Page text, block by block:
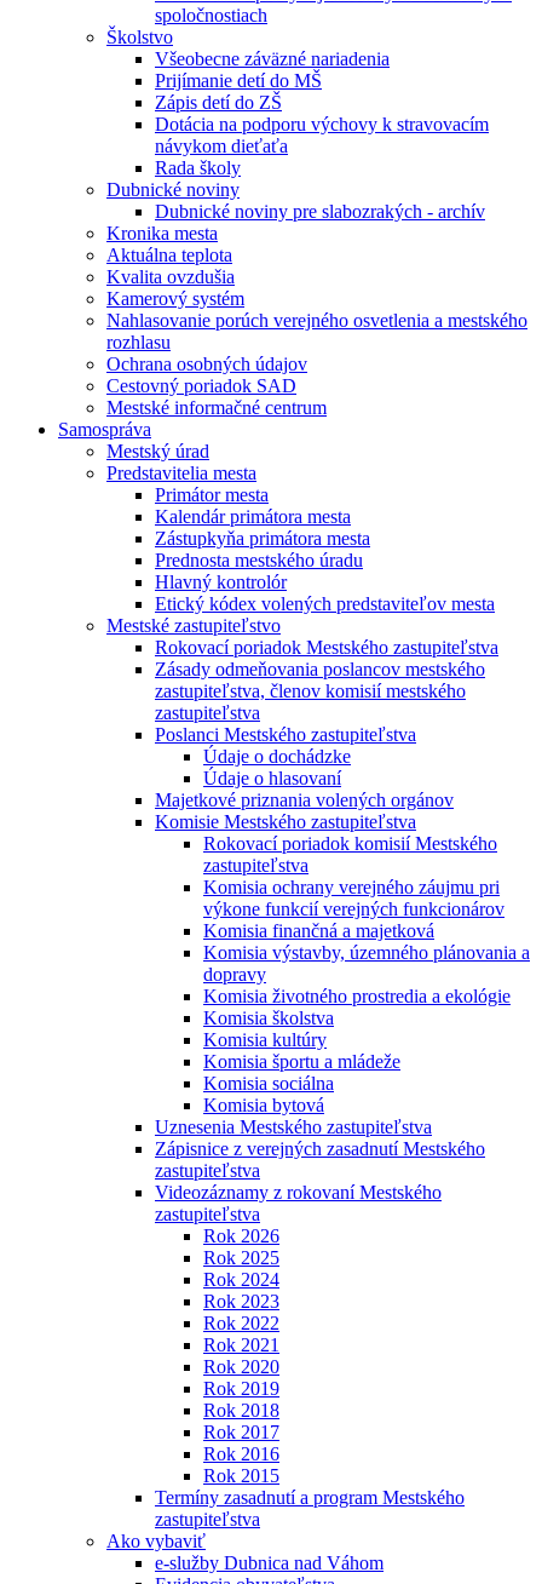
spoločnostiach
Školstvo
Všeobecne záväzné nariadenia
Prijímanie detí do MŠ
Zápis detí do ZŠ
Dotácia na podporu výchovy k stravovacím
návykom dieťaťa
Rada školy
Dubnické noviny
Dubnické noviny pre slabozrakých - archív
Kronika mesta
Aktuálna teplota
Kvalita ovzdušia
Kamerový systém
Nahlasovanie porúch verejného osvetlenia a mestského
rozhlasu
Ochrana osobných údajov
Cestovný poriadok SAD
Mestské informačné centrum
Samospráva
Mestský úrad
Predstavitelia mesta
Primátor mesta
Kalendár primátora mesta
Zástupkyňa primátora mesta
Prednosta mestského úradu
Hlavný kontrolór
Etický kódex volených predstaviteľov mesta
Mestské zastupiteľstvo
Rokovací poriadok Mestského zastupiteľstva
Zásady odmeňovania poslancov mestského
zastupiteľstva, členov komisií mestského
zastupiteľstva
Poslanci Mestského zastupiteľstva
Údaje o dochádzke
Údaje o hlasovaní
Majetkové priznania volených orgánov
Komisie Mestského zastupiteľstva
Rokovací poriadok komisií Mestského
zastupiteľstva
Komisia ochrany verejného záujmu pri
výkone funkcií verejných funkcionárov
Komisia finančná a majetková
Komisia výstavby, územného plánovania a
dopravy
Komisia životného prostredia a ekológie
Komisia školstva
Komisia kultúry
Komisia športu a mládeže
Komisia sociálna
Komisia bytová
Uznesenia Mestského zastupiteľstva
Zápisnice z verejných zasadnutí Mestského
zastupiteľstva
Videozáznamy z rokovaní Mestského
zastupiteľstva
Rok 2026
Rok 2025
Rok 2024
Rok 2023
Rok 2022
Rok 2021
Rok 2020
Rok 2019
Rok 2018
Rok 2017
Rok 2016
Rok 2015
Termíny zasadnutí a program Mestského
zastupiteľstva
Ako vybaviť
e-služby Dubnica nad Váhom